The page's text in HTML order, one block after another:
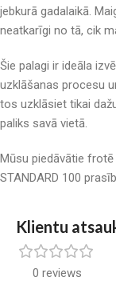
jebkurā gadalaikā.
neatkarīgi no tā, cik
Šie palagi ir ideāla
uzklāšanas procesu
tos uzklāsiet tikai
paliks savā vietā.
Mūsu piedāvātie frotē
STANDARD 100
Klientu
0 reviews